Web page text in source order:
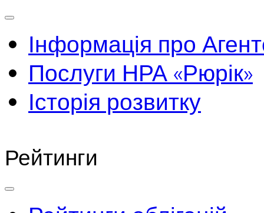
Інформація про
Послуги НРА «Рюрік»
Історія розвитку
Рейтинги